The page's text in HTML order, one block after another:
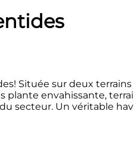
Située sur deux
envahissante,
secteur. Un véritable